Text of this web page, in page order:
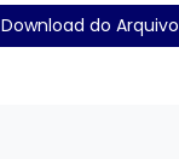
Download do Arquivo